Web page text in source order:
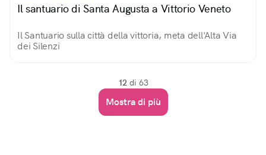
Il santuario di Santa Augusta a Vittorio Veneto
Il Santuario sulla città della vittoria, meta dell'Alta Via
dei Silenzi
12 di 63
Mostra di più